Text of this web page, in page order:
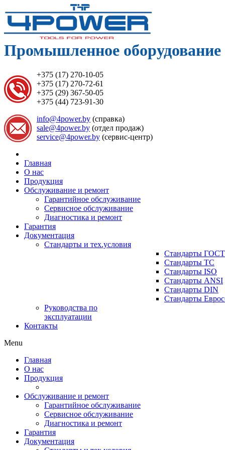
Промышленное оборудование
+375 (17) 270-10-05
+375 (17) 270-72-61
+375 (29) 367-50-05
+375 (44) 723-91-30
info@4power.by (справка)
sale@4power.by (отдел продаж)
service@4power.by (сервис-центр)
Главная
О нас
Продукция
Обслуживание и ремонт
Гарантийное обслуживание
Сервисное обслуживание
Диагностика и ремонт
Гарантия
Документация
Стандарты и тех.условия
Стандарты ГОСТ
Стандарты ТС
Стандарты ISO
Стандарты ANSI
Стандарты DIN
Стандарты
Руководства по
эксплуатации
Контакты
Menu
Главная
О нас
Продукция
Обслуживание и ремонт
Гарантийное обслуживание
Сервисное обслуживание
Диагностика и ремонт
Гарантия
Документация